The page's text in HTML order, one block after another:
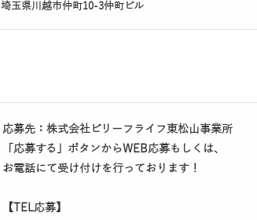
埼玉県川越市仲町10-3仲町ビル
応募先：株式会社ビリーフライフ東松山
「応募する」ボタンからWEB応募もしくは、
お電話にて受け付けを行っております！
【TEL応募】